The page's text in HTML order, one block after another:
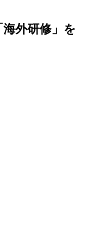
外研修」を